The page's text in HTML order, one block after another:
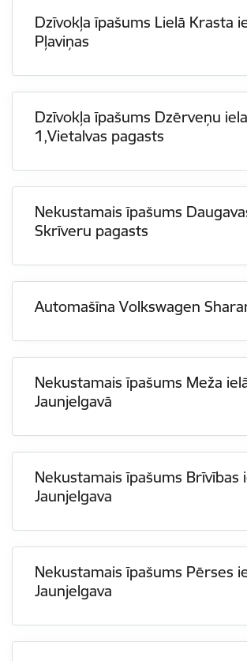
Dzīvokļa īpašums Lielā Krasta
Pļaviņas
Dzīvokļa īpašums Dzērveņu
1,Vietalvas pagasts
Nekustamais īpašums
Skrīveru pagasts
Automašīna Volkswagen
Nekustamais īpašums Meža
Jaunjelgavā
Nekustamais īpašums Brīvības
Jaunjelgava
Nekustamais īpašums Pērses
Jaunjelgava